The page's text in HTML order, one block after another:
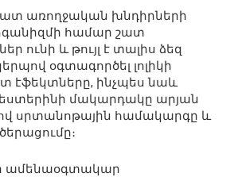
շատ առողջական խնդիրների
օրգանիզմի համար շատ
ունի և թույլ է տալիս ձեզ
օգտագործել լոլիկի
էֆեկտները, ինչպես նաև
մակարդակը արյան
սրտանոթային համակարգը և
ամենաօգտակար